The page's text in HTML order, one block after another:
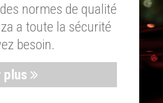
normes de qualité
a toute la sécurité
besoin.
plus